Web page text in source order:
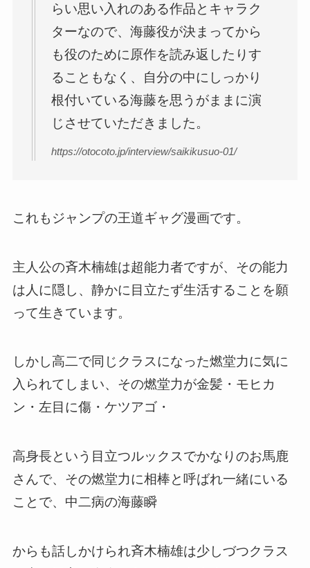
らい思い入れのある作品とキャラク
ターなので、海藤役が決まってから
も役のために原作を読み返したりす
ることもなく、自分の中にしっかり
根付いている海藤を思うがままに演
じさせていただきました。
https://otocoto.jp/interview/saikikusuo-01/
これもジャンプの王道ギャグ漫画です。
主人公の斉木楠雄は超能力者ですが、その能力
は人に隠し、静かに目立たず生活することを願
って生きています。
しかし高二で同じクラスになった燃堂力に気に
入られてしまい、その燃堂力が金髪・モヒカ
ン・左目に傷・ケツアゴ・
高身長という目立つルックスでかなりのお馬鹿
さんで、その燃堂力に相棒と呼ばれ一緒にいる
ことで、中二病の海藤瞬
からも話しかけられ斉木楠雄は少しづつクラス